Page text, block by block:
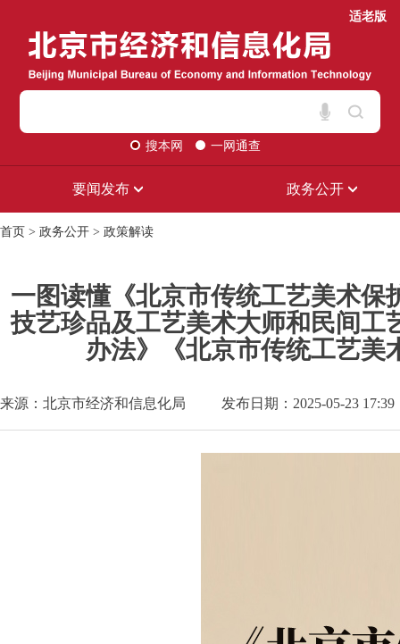
适老版
搜本网 一网通查
要闻发布 政务公开
首页 > 政务公开 > 政策解读
一图读懂《北京市传统工艺美术
技艺珍品及工艺美术大师和民间工
办法》《北京市传统工艺美
来源：北京市经济和信息化局 发布日期：2025-05-23 17:39